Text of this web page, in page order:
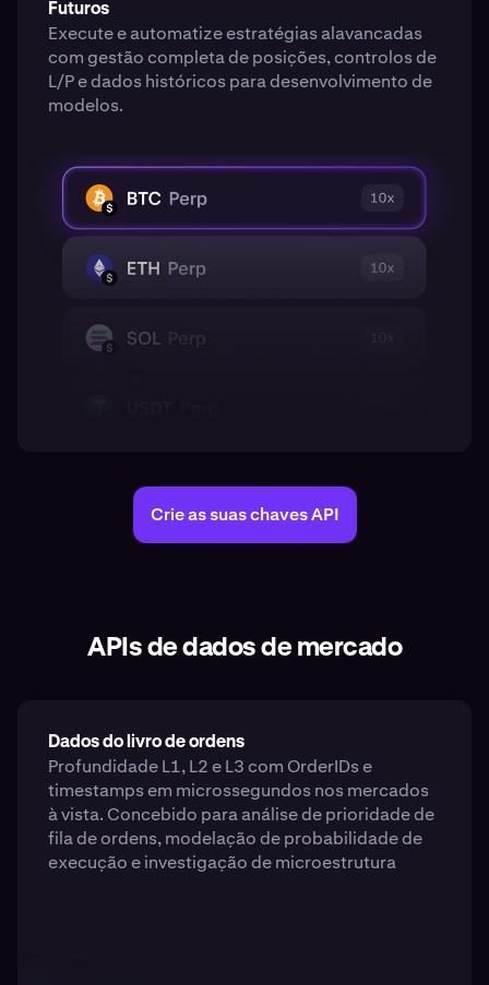
Futuros
Execute e automatize estratégias alavancadas
com gestão completa de posições, controlos de
L/P e dados históricos para desenvolvimento de
modelos.
Crie as suas chaves API
APIs de dados de mercado
Dados do livro de ordens
Profundidade L1, L2 e L3 com OrderIDs e
timestamps em microssegundos nos mercados
à vista. Concebido para análise de prioridade de
fila de ordens, modelação de probabilidade de
execução e investigação de microestrutura